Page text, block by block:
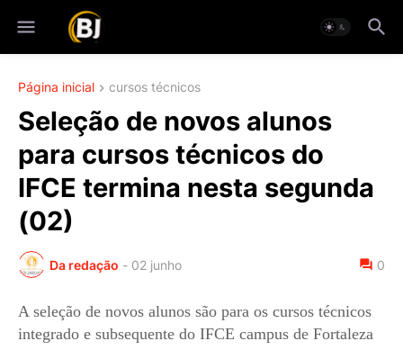
Página inicial cursos técnicos
Seleção de novos alunos
para cursos técnicos do
IFCE termina nesta segunda
(02)
Da redação - 02 junho 0
A seleção de novos alunos são para os cursos técnicos
integrado e subsequente do IFCE campus de Fortaleza